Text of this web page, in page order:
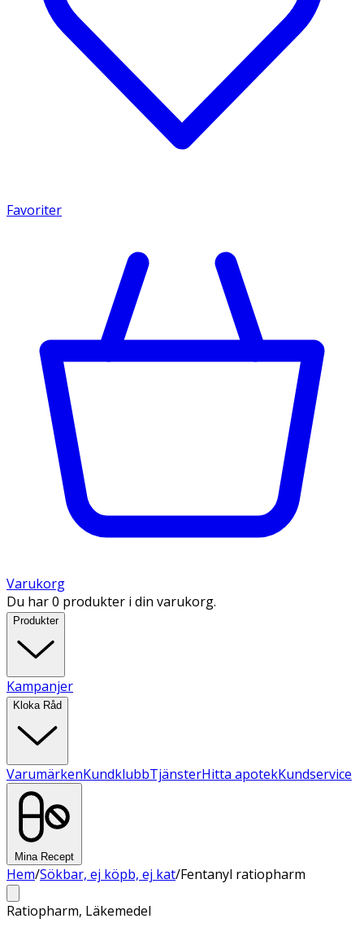
Favoriter
Varukorg
Du har 0 produkter i din varukorg.
Produkter
Kampanjer
Kloka Råd
VarumärkenKundklubbTjänsterHitta apotekKundservice
Mina Recept
Hem/Sökbar, ej köpb, ej kat/Fentanyl ratiopharm
Ratiopharm, Läkemedel